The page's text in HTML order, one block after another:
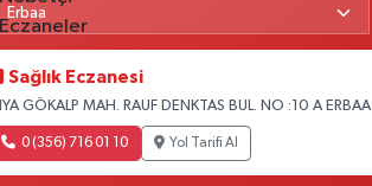
Sağlık Eczanesi
GÖKALP MAH. RAUF DENKTAS BUL. NO :10 A ERBAA
0 (356) 716 01 10 Yol Tarifi Al